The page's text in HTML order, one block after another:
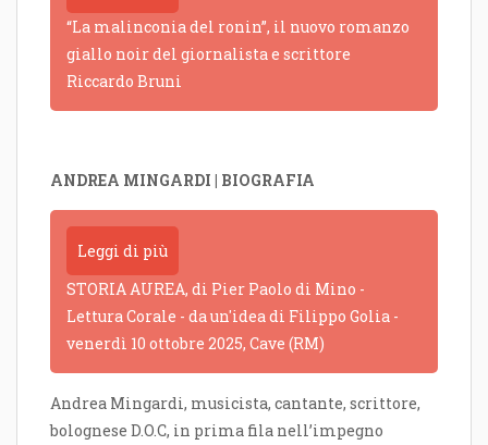
“La malinconia del ronin”, il nuovo romanzo
giallo noir del giornalista e scrittore
Riccardo Bruni
ANDREA MINGARDI | BIOGRAFIA
Leggi di più
STORIA AUREA, di Pier Paolo di Mino -
Lettura Corale - da un'idea di Filippo Golia -
venerdì 10 ottobre 2025, Cave (RM)
Andrea Mingardi, musicista, cantante, scrittore,
bolognese D.O.C, in prima fila nell’impegno